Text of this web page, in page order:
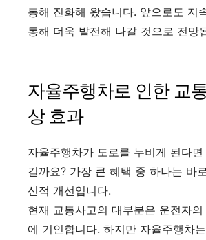
통해 진화해 왔습니다. 앞으로도 지
통해 더욱 발전해 나갈 것으로 전망
자율주행차로 인한 교
상 효과
자율주행차가 도로를 누비게 된다
길까요? 가장 큰 혜택 중 하나는 바
신적 개선입니다.
현재 교통사고의 대부분은 운전자
에 기인합니다. 하지만 자율주행차